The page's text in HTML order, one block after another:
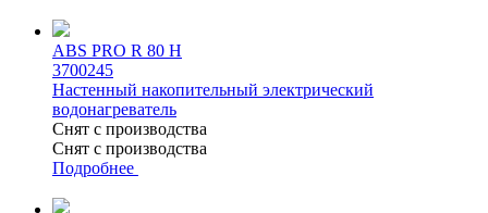
ABS PRO R 80 H
3700245
Настенный накопительный электрический
водонагреватель
Снят с производства
Снят с производства
Подробнее